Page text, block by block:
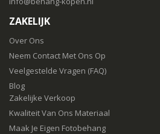
ZAKELIJK
Over Ons
Neem Contact Met Ons Op
Veelgestelde Vragen (FAQ)
Blog
Zakelijke Verkoop
Kwaliteit Van Ons Materiaal
Maak Je Eigen Fotobehang